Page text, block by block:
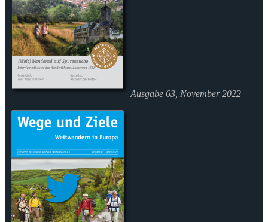
Ausgabe 63, November 2022